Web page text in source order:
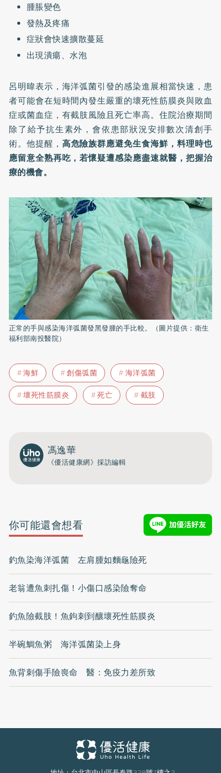
腫脹變色
發熱及疼痛
症狀會快速擴散蔓延
出現潰瘍、水泡
呂明暐表示，海洋弧菌引發的感染進展相當快速，患
者可能會在短時間內發生嚴重的壞死性筋膜炎與敗血
症或菌血症，有截肢風險且死亡率高。住院治療期間
除了給予抗生素外，會依患部狀況安排數次清創手
術。他提醒， 高危險族群應避免生食海鮮，料理時也
應留意全熟再吃，若懷疑遭感染應盡速就醫，把握治
療的機會。
正常的手與感染海洋弧菌發黑發腫的手比較。（圖片提供：衛生
福利部南投醫院）
海鮮 創傷弧菌
海洋弧菌
壞死性筋膜炎
死亡 截肢
馮逸華
《優活健康網》採訪編輯
你可能還會想看
釣魚染海洋弧菌 左肩腫如麵龜險死
老翁遭魚刺扎傷！小傷口感染險奪命
釣魚險截肢！魚鉤刺到釀壞死性筋膜炎
半碗鯛魚粥 海洋弧菌染上身
魚背刺傷手險喪命 醫：免疫力差所致